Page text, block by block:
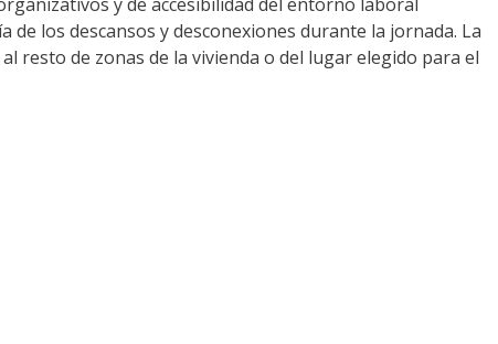
los descansos y desconexiones durante la jornada. La
resto de zonas de la vivienda o del lugar elegido para el